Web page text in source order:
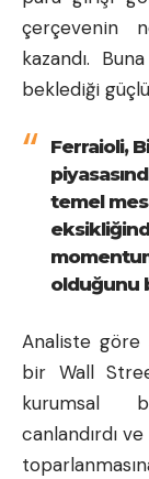
çerçevenin
kazandı.
beklediği
Ferraioli,
temel
olduğunu
Analiste göre
bir Wall
kurumsal
canlandırdı